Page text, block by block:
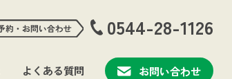
0544-28-1126
よくある質問 お問い合わせ